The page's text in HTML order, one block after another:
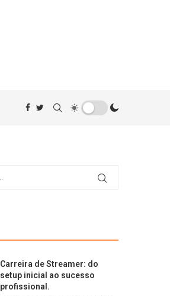
Carreira de Streamer: do
setup inicial ao sucesso
profissional.